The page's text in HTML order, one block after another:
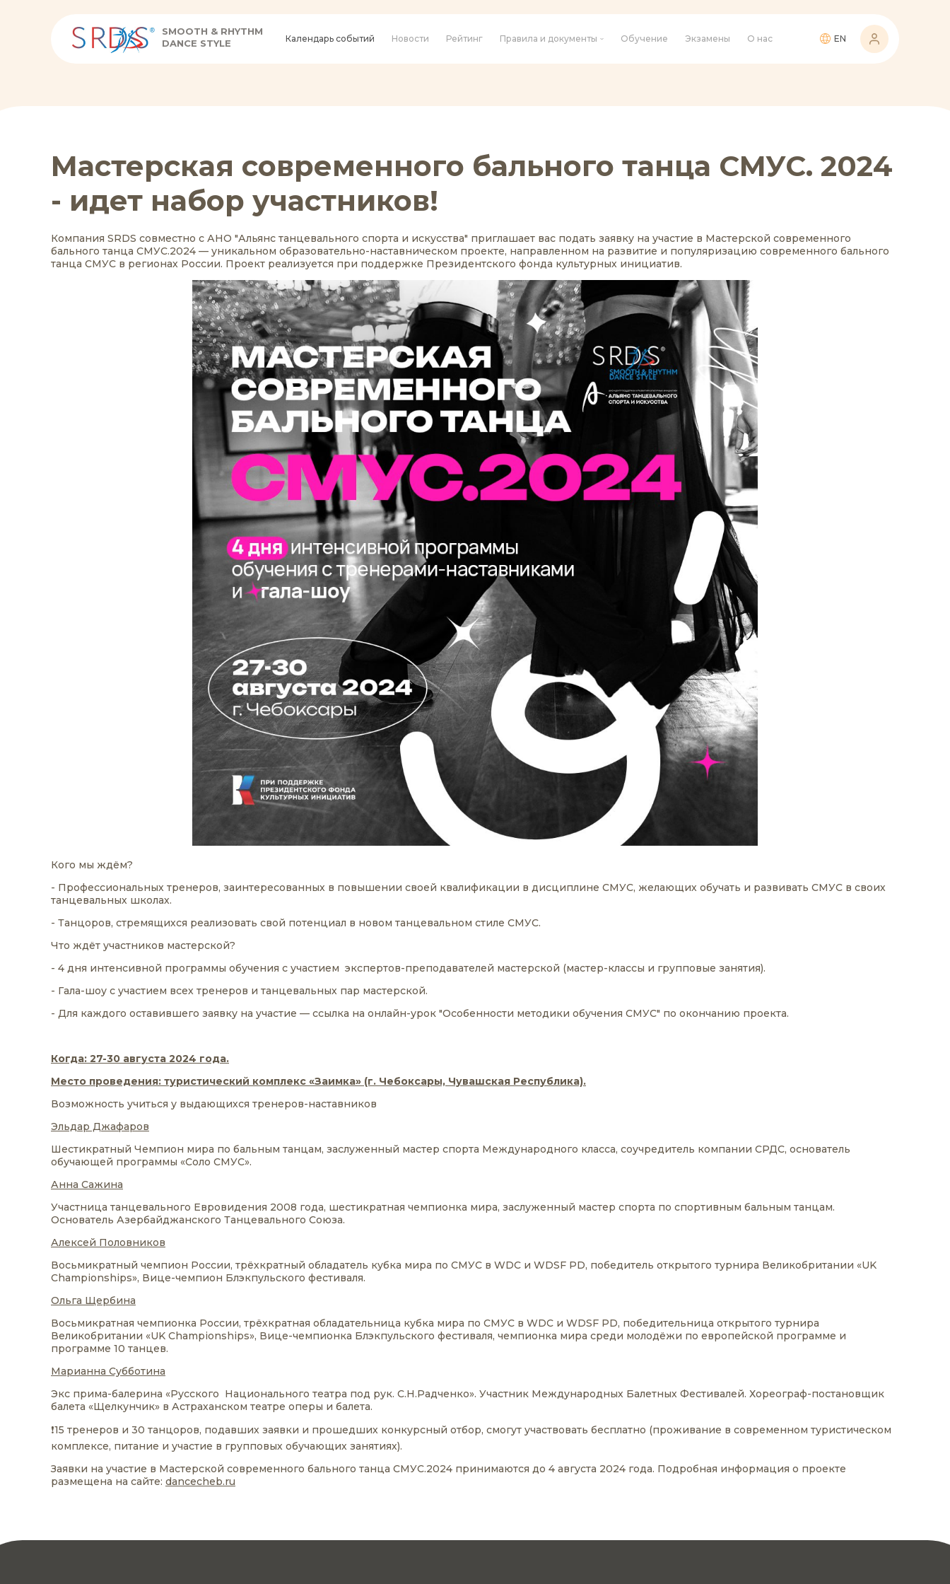
SMOOTH & RHYTHM
DANCE STYLE
EN
Календарь событий Новости Рейтинг Правила и документы Обучение Экзамены О нас
Мастерская современного бального танца СМУС. 2024
- идет набор участников!
Компания SRDS совместно с АНО "Альянс танцевального спорта и искусства" приглашает вас подать заявку на участие в Мастерской современного
бального танца СМУС.2024 — уникальном образовательно-наставническом проекте, направленном на развитие и популяризацию современного бального
танца СМУС в регионах России. Проект реализуется при поддержке Президентского фонда культурных инициатив.
Кого мы ждём?
- Профессиональных тренеров, заинтересованных в повышении своей квалификации в дисциплине СМУС, желающих обучать и развивать СМУС в своих
танцевальных школах.
- Танцоров, стремящихся реализовать свой потенциал в новом танцевальном стиле СМУС.
Что ждёт участников мастерской?
- 4 дня интенсивной программы обучения с участием экспертов-преподавателей мастерской (мастер-классы и групповые занятия).
- Гала-шоу с участием всех тренеров и танцевальных пар мастерской.
- Для каждого оставившего заявку на участие — ссылка на онлайн-урок "Особенности методики обучения СМУС" по окончанию проекта.
Когда: 27-30 августа 2024 года.
Место проведения: туристический комплекс «Заимка» (г. Чебоксары, Чувашская Республика).
Возможность учиться у выдающихся тренеров-наставников
Эльдар Джафаров
Шестикратный Чемпион мира по бальным танцам, заслуженный мастер спорта Международного класса, соучредитель компании СРДС, основатель
обучающей программы «Соло СМУС».
Анна Сажина
Участница танцевального Евровидения 2008 года, шестикратная чемпионка мира, заслуженный мастер спорта по спортивным бальным танцам.
Основатель Азербайджанского Танцевального Союза.
Алексей Половников
Восьмикратный чемпион России, трёхкратный обладатель кубка мира по СМУС в WDC и WDSF PD, победитель открытого турнира Великобритании «UK
Championships», Вице-чемпион Блэкпульского фестиваля.
Ольга Щербина
Восьмикратная чемпионка России, трёхкратная обладательница кубка мира по СМУС в WDC и WDSF PD, победительница открытого турнира
Великобритании «UK Championships», Вице-чемпионка Блэкпульского фестиваля, чемпионка мира среди молодёжи по европейской программе и
программе 10 танцев.
Марианна Субботина
Экс прима-балерина «Русского Национального театра под рук. С.Н.Радченко». Участник Международных Балетных Фестивалей. Хореограф-постановщик
балета «Щелкунчик» в Астраханском театре оперы и балета.
❗️15 тренеров и 30 танцоров, подавших заявки и прошедших конкурсный отбор, смогут участвовать бесплатно (проживание в современном туристическом
комплексе, питание и участие в групповых обучающих занятиях).
Заявки на участие в Мастерской современного бального танца СМУС.2024 принимаются до 4 августа 2024 года. Подробная информация о проекте
размещена на сайте: dancecheb.ru